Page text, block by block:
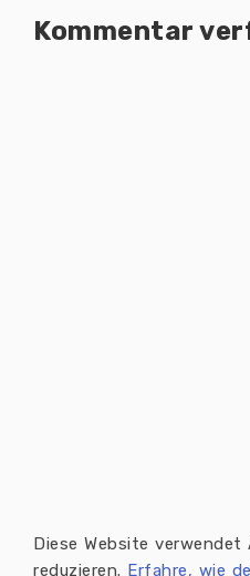
Kommentar
Diese Website verwendet
reduzieren. Erfahre, wie